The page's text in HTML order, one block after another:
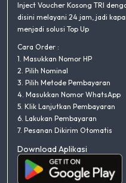
Inject Voucher Kosong TRI
disini melayani 24 jam, jadi
menjadi solusi Top Up
Cara Order :
1. Masukkan Nomor HP
2. Pilih Nominal
3. Pilih Metode Pembayaran
4. Masukkan Nomor WhatsApp
5. Klik Lanjutkan Pembayaran
6. Lakukan Pembayaran
7. Pesanan Dikirim Otomatis
Download Aplikasi